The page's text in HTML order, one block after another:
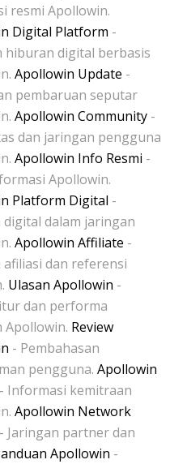
resmi Apollowin.
Digital Platform -
hiburan digital berbasis
Apollowin Update -
pembaruan seputar
Apollowin Community -
dan jaringan pengguna
Apollowin Info Resmi -
Apollowin.
Platform Digital -
digital dalam jaringan
Apollowin Affiliate -
afiliasi dan referensi
Ulasan Apollowin -
dan performa
Review
- Pembahasan
pengguna. Apollowin
- Informasi kemitraan
Apollowin Network
- Jaringan partner dan
Apollowin -